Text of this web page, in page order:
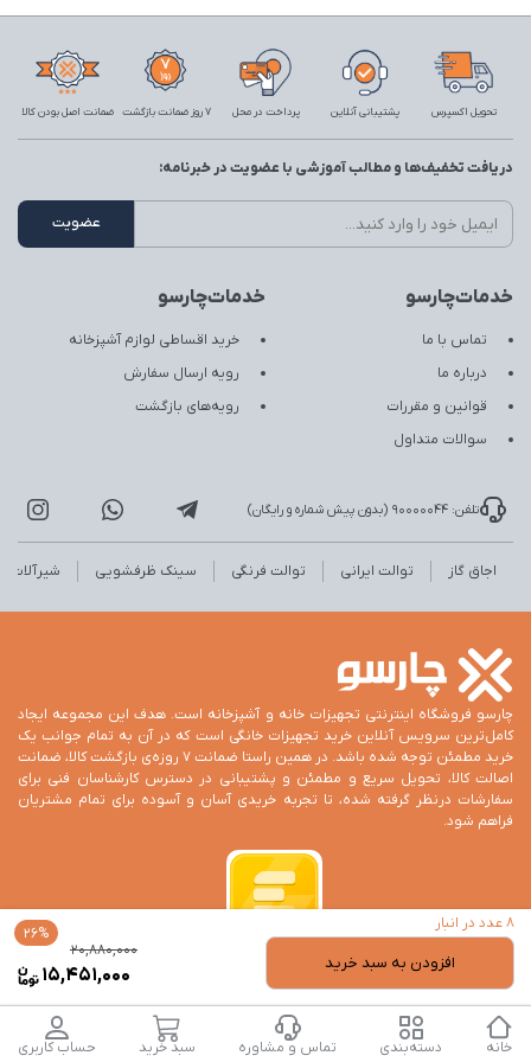
26%
20,880,000
15,451,000
8 عدد در انبار
افزودن به سبد خرید
تحویل اکسپرس پشتیبانی آنلاین پرداخت در محل 7 روز ضمانت بازگشت ضمانت اصل بودن کالا
خدمات‌چارسو
تماس با ما
درباره ما
قوانین و مقررات
سوالات متداول
خدمات‌چارسو
خرید اقساطی لوازم آشپزخانه
رویه ارسال سفارش
رویه‌های بازگشت
دریافت تخفیف‌ها و مطالب آموزشی با عضویت در خبرنامه:
تلفن: 90000044 (بدون پیش شماره و رایگان)
اجاق گاز توالت ایرانی توالت فرنگی سینک ظرفشویی شیرآلات
چارسو فروشگاه اینترنتی تجهیزات خانه و آشپزخانه است. هدف این مجموعه ایجاد
کامل‌ترین سرویس آنلاین خرید تجهیزات خانگی است که در آن به تمام جوانب یک
خرید مطمئن توجه شده باشد. در همین راستا ضمانت 7 روزه‌ی بازگشت کالا، ضمانت
اصالت کالا، تحویل سریع و مطمئن و پشتیبانی در دسترس کارشناسان فنی برای
سفارشات درنظر گرفته شده، تا تجربه خریدی آسان و آسوده برای تمام مشتریان
فراهم شود.
تمام حقوق این وب‌سایت برای فروشگاه اینترنتی چارسو است.
خانه دسته‌بندی تماس و مشاوره سبد خرید حساب کاربری